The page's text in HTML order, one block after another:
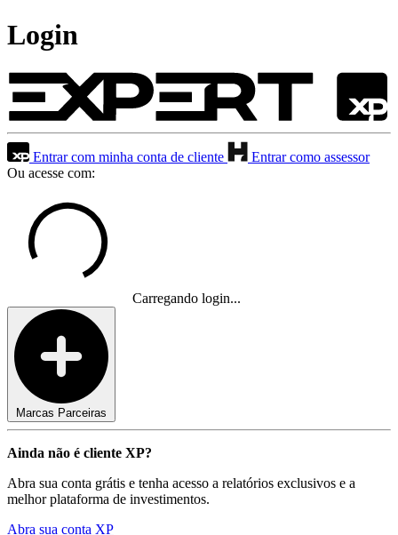
Login
Entrar com minha conta de cliente
Entrar como assessor
Ou acesse com:
Carregando login...
Marcas Parceiras
Ainda não é cliente XP?
Abra sua conta grátis e tenha acesso a relatórios exclusivos e a
melhor plataforma de investimentos.
Abra sua conta XP